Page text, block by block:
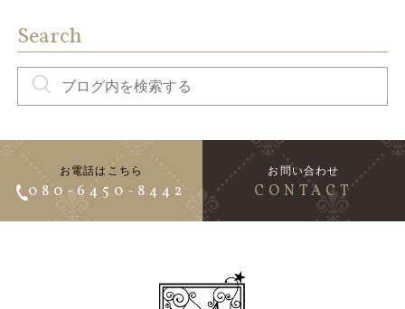
Search
お電話はこちら
080-6450-8442
お問い合わせ
CONTACT